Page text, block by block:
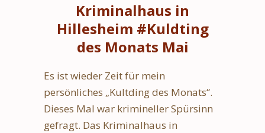
Kriminalhaus in
Hillesheim #Kuldting
des Monats Mai
Es ist wieder Zeit für mein
persönliches „Kultding des Monats“.
Dieses Mal war krimineller Spürsinn
gefragt. Das Kriminalhaus in